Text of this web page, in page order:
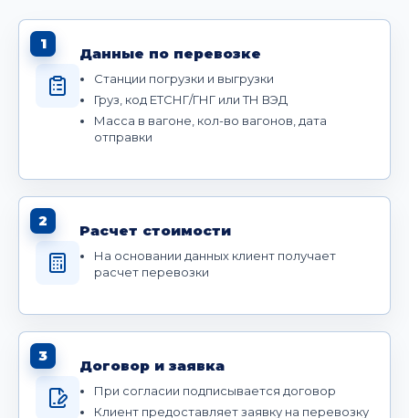
1
Данные по перевозке
Станции погрузки и выгрузки
Груз, код ЕТСНГ/ГНГ или ТН ВЭД
Масса в вагоне, кол-во вагонов, дата
отправки
2
Расчет стоимости
На основании данных клиент получает
расчет перевозки
3
Договор и заявка
При согласии подписывается договор
Клиент предоставляет заявку на перевозку